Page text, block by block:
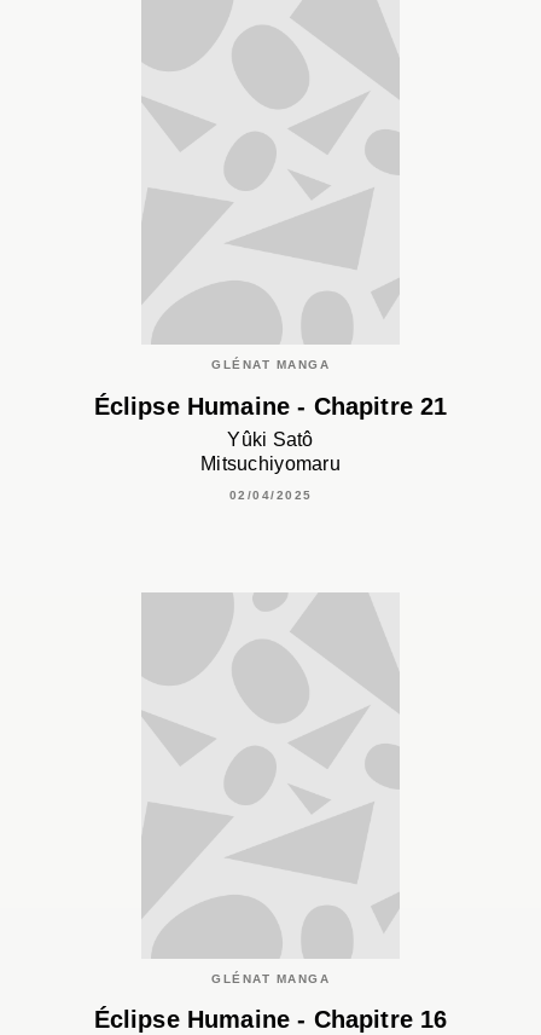
GLÉNAT MANGA
Éclipse Humaine - Chapitre 21
Yûki Satô
Mitsuchiyomaru
02/04/2025
GLÉNAT MANGA
Éclipse Humaine - Chapitre 16